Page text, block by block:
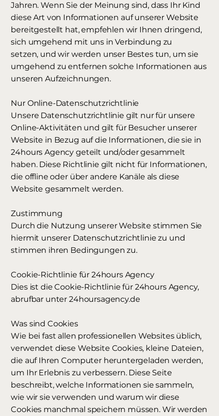
Jahren. Wenn Sie der Meinung sind, dass Ihr Kind
diese Art von Informationen auf unserer Website
bereitgestellt hat, empfehlen wir Ihnen dringend,
sich umgehend mit uns in Verbindung zu
setzen, und wir werden unser Bestes tun, um sie
umgehend zu entfernen solche Informationen aus
unseren Aufzeichnungen.
Nur Online-Datenschutzrichtlinie
Unsere Datenschutzrichtlinie gilt nur für unsere
Online-Aktivitäten und gilt für Besucher unserer
Website in Bezug auf die Informationen, die sie in
24hours Agency geteilt und/oder gesammelt
haben. Diese Richtlinie gilt nicht für Informationen,
die offline oder über andere Kanäle als diese
Website gesammelt werden.
Zustimmung
Durch die Nutzung unserer Website stimmen Sie
hiermit unserer Datenschutzrichtlinie zu und
stimmen ihren Bedingungen zu.
Cookie-Richtlinie für 24hours Agency
Dies ist die Cookie-Richtlinie für 24hours Agency,
abrufbar unter 24hoursagency.de
Was sind Cookies
Wie bei fast allen professionellen Websites üblich,
verwendet diese Website Cookies, kleine Dateien,
die auf Ihren Computer heruntergeladen werden,
um Ihr Erlebnis zu verbessern. Diese Seite
beschreibt, welche Informationen sie sammeln,
wie wir sie verwenden und warum wir diese
Cookies manchmal speichern müssen. Wir werden